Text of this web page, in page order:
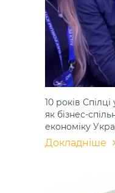
10 років
як бізнес-
економіку
Докладніше